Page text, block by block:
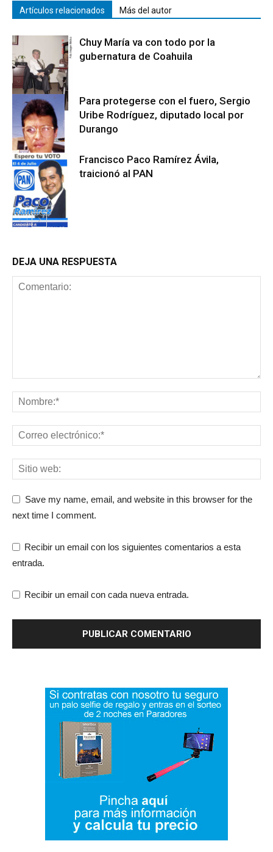
Artículos relacionados Más del autor
Estados
Chuy María va con todo por la
gubernatura de Coahuila
Estados
Para protegerse con el fuero, Sergio
Uribe Rodríguez, diputado local por
Durango
Francisco Paco Ramírez Ávila,
traicionó al PAN
DEJA UNA RESPUESTA
Save my name, email, and website in this browser for the
next time I comment.
Recibir un email con los siguientes comentarios a esta
entrada.
Recibir un email con cada nueva entrada.